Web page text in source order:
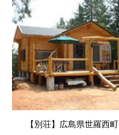
【別荘】広島県世羅西町